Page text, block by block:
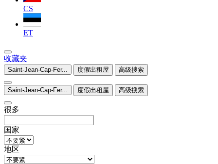
CS
ET
收藏夹
Saint-Jean-Cap-Fer... 度假出租屋 高级搜索
Saint-Jean-Cap-Fer... 度假出租屋 高级搜索
很多
国家
地区